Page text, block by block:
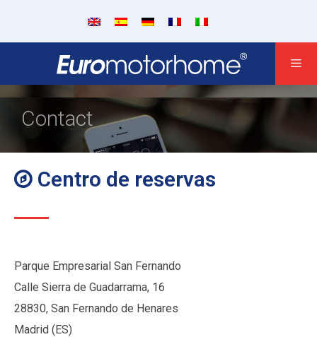
Contact
Centro de reservas
Parque Empresarial San Fernando
Calle Sierra de Guadarrama, 16
28830, San Fernando de Henares
Madrid (ES)